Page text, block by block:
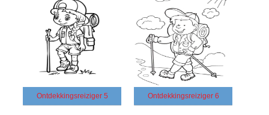
Ontdekkingsreiziger 5 Ontdekkingsreiziger 6